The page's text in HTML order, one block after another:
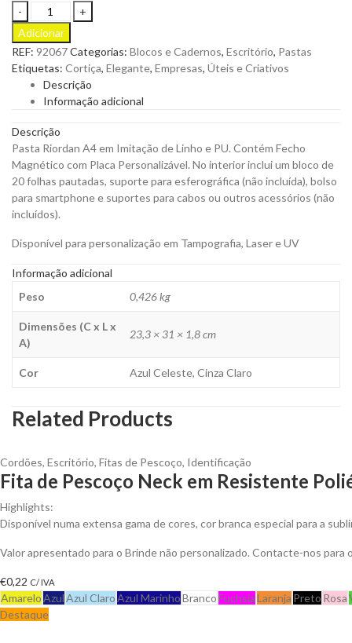
Pasta
Riordan
A4
em
Imitação
de
Linho
PU
para
Personalizar
quantity
Adicionar
REF: 92067Categorias: Blocos e Cadernos, Escritório, Pastas
Etiquetas: Cortiça, Elegante, Empresas, Úteis e Criativos
Descrição
Informação adicional
Descrição
Pasta Riordan A4 em Imitação de Linho e PU. Contém Fecho
Magnético com Placa Personalizável. No interior inclui um bloco de
20 folhas pautadas, suporte para esferográfica (não incluída), bolso
para smartphone e suportes para cabos ou outros acessórios (não
incluídos).
Disponível para personalização em Tampografia, Laser e UV
Informação adicional
Peso
0,426 kg
Dimensões (C x L x
A)
23,3 × 31 × 1,8 cm
Cor Azul Celeste, Cinza Claro
Related Products
Cordões, Escritório, Fitas de Pescoço, Identificação
Fita de Pescoço Neck em Resistente
Highlights:
Disponível numa extensa gama de cores, cor branca especial para a
Valor apresentado para o Brinde não personalizado. Contacte-nos
€0,22 C/ IVA
AmareloAzulAzul ClaroAzul MarinhoBrancoFuchsiaLaranja Preto Rosa
Destaque